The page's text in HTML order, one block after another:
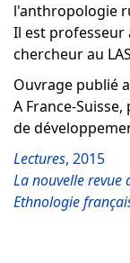
l'anthropologie
Il est professeur
chercheur au
Ouvrage publié
A France-
de
Lectures, 2015
La nouvelle revue
Ethnologie